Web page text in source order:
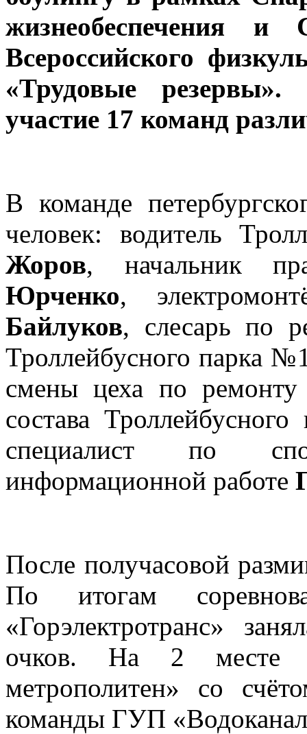
жизнеобеспечения и
Всероссийского
«Трудовые
участие 17 команд
В команде
человек: водитель
Жоров, начальник
Юрченко,
Байлуков, слесарь по
Троллейбусного парка
смены цеха по
состава
специалист по
информационной работе
После получасовой
По итогам
«Горэлектротранс»
очков. На 2 месте
метрополитен» со
команды ГУП